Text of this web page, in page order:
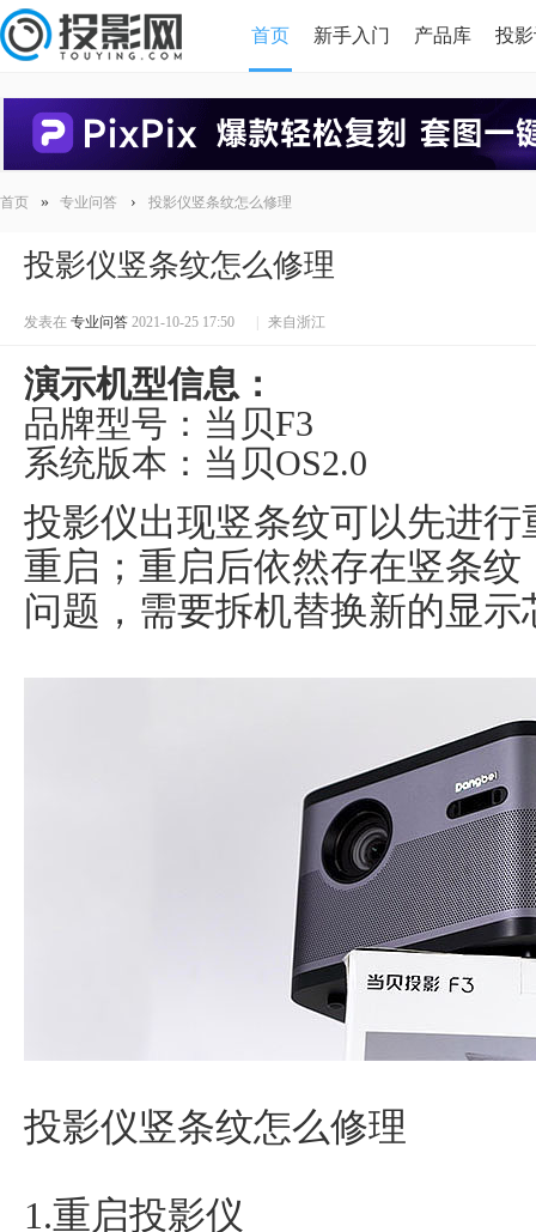
首页 新手入门 产品库 投
首页 » 专业问答 › 投影仪竖条纹怎么修理
投影仪竖条纹怎么修理
发表在 专业问答 2021-10-25 17:50 来自浙江
演示机型信息：
品牌型号：当贝F3
系统版本：当贝OS2.0
投影仪出现竖条纹可以先进
重启；重启后依然存在竖条
问题，需要拆机替换新的显
投影仪竖条纹怎么修理
1.重启投影仪